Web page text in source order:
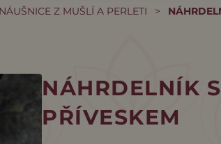
NÁUŠNICE Z MUŠLÍ A PERLETI >
NÁHRDELNÍK
PŘÍVESKEM